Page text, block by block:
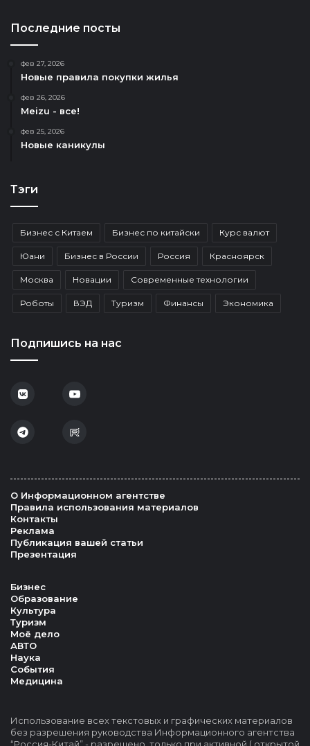
Последние посты
фев 27, 2026
Новые правила покупки жилья
фев 26, 2026
Meizu - все!
фев 25, 2026
Новые каникулы
Тэги
Бизнес с Китаем Бизнес по китайски Курс валют
Юани Бизнес в России Россия Красноярск
Москва Новации Современные технологии
Роботы ВЭД Туризм Финансы Экономика
Подпишись на нас
О Информационном агентстве
Правила использования материалов
Контакты
Реклама
Публикация вашей статьи
Презентация
Бизнес
Образование
Культура
Туризм
Моё дело
АВТО
Наука
События
Медицина
Использование всех текстовых и графических материалов
без разрешения руководства Информационного агентства